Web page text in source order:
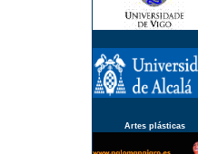
Artes plásticas